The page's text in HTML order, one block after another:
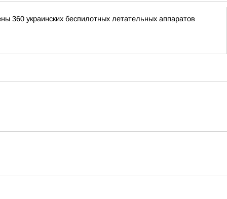
360 украинских беспилотных летательных аппаратов